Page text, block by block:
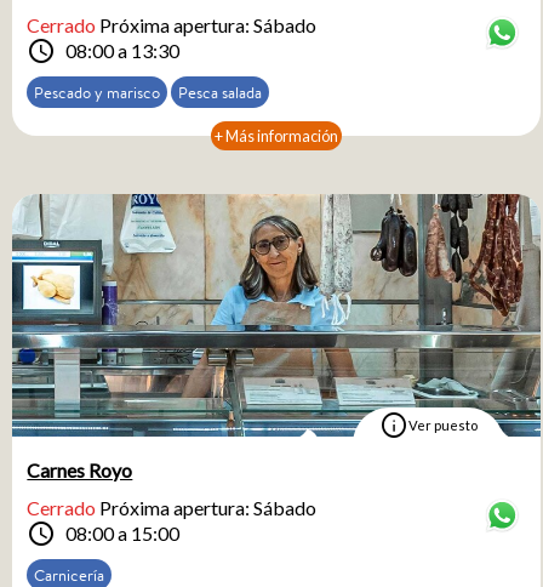
Cerrado Próxima apertura: Sábado
schedule 08:00 a 13:30
Pescado y marisco Pesca salada
+ Más información
infoVer puesto
Carnes Royo
Cerrado Próxima apertura: Sábado
schedule 08:00 a 15:00
Carnicería